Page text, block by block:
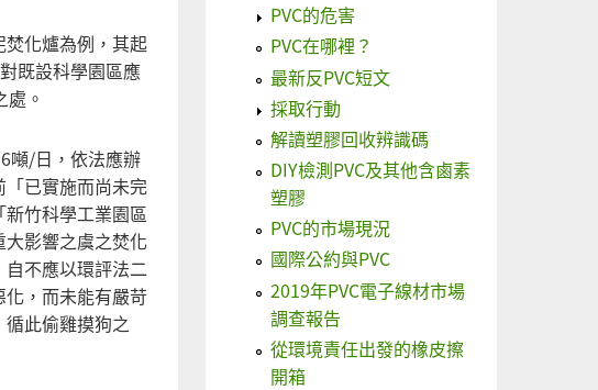
化爐為例，其起
既設科學園區應
。
噸/日，依法應辦
已實施而尚未完
竹科學工業園區
影響之虞之焚化
不應以環評法二
，而未能有嚴苛
此偷雞摸狗之
PVC的危害
PVC在哪裡？
最新反PVC短文
採取行動
解讀塑膠回收辨識碼
DIY檢測PVC及其他含鹵素
塑膠
PVC的市場現況
國際公約與PVC
2019年PVC電子線材市場
調查報告
從環境責任出發的橡皮擦
開箱